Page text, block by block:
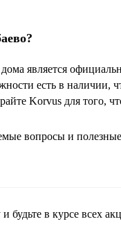
является
есть в наличии,
Korvus для того,
вопросы и
будьте в курсе всех